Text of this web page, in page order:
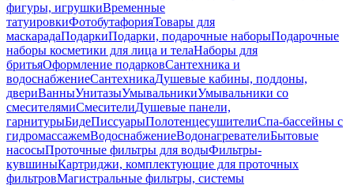
фигуры, игрушкиВременные
татуировкиФотобутафорияТовары для
маскарадаПодаркиПодарки, подарочные наборыПодарочные
наборы косметики для лица и телаНаборы для
бритьяОформление подарковСантехника и
водоснабжениеСантехникаДушевые кабины, поддоны,
двериВанныУнитазыУмывальникиУмывальники со
смесителямиСмесителиДушевые панели,
гарнитурыБидеПиссуарыПолотенцесушителиСпа-бассейны с
гидромассажемВодоснабжениеВодонагревателиБытовые
насосыПроточные фильтры для водыФильтры-
кувшиныКартриджи, комплектующие для проточных
фильтровМагистральные фильтры, системы